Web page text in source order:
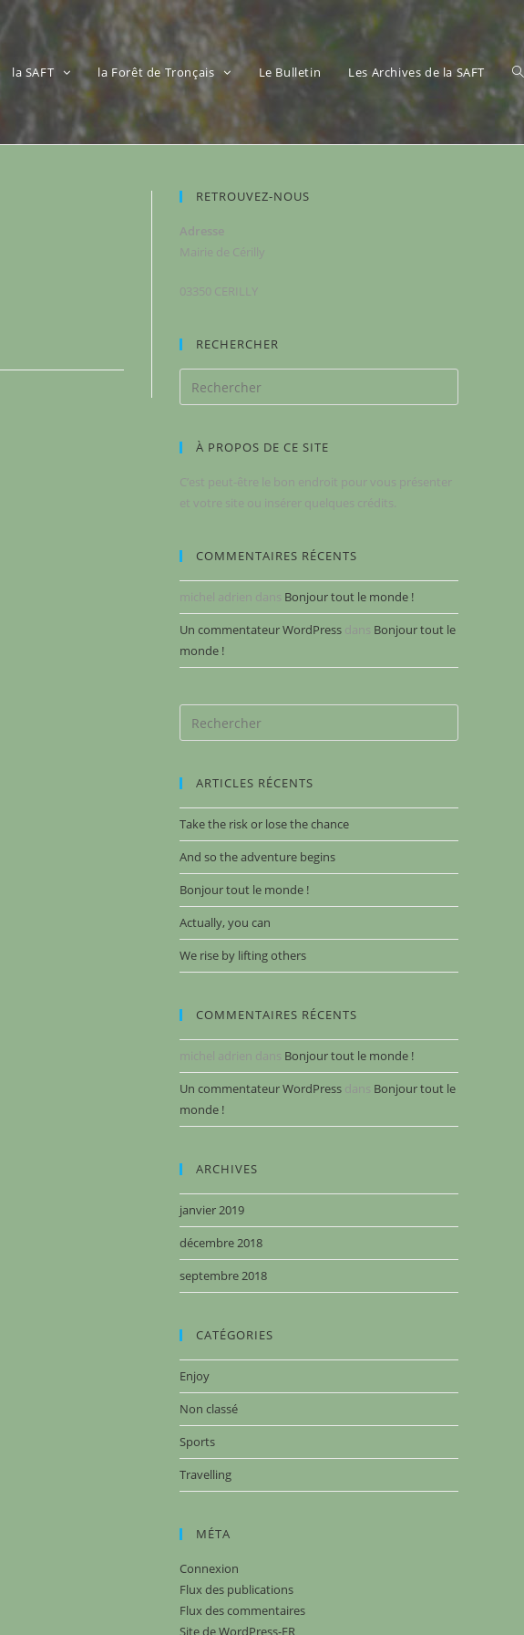
la SAFT la Forêt de Tronçais Le Bulletin Les Archives de la SAFT
RETROUVEZ-NOUS
Adresse
Mairie de Cérilly
03350 CERILLY
RECHERCHER
À PROPOS DE CE SITE
C’est peut-être le bon endroit pour vous présenter
et votre site ou insérer quelques crédits.
COMMENTAIRES RÉCENTS
michel adrien dans Bonjour tout le monde !
Un commentateur WordPress dans Bonjour tout le
monde !
ARTICLES RÉCENTS
Take the risk or lose the chance
And so the adventure begins
Bonjour tout le monde !
Actually, you can
We rise by lifting others
COMMENTAIRES RÉCENTS
michel adrien dans Bonjour tout le monde !
Un commentateur WordPress dans Bonjour tout le
monde !
ARCHIVES
janvier 2019
décembre 2018
septembre 2018
CATÉGORIES
Enjoy
Non classé
Sports
Travelling
MÉTA
Connexion
Flux des publications
Flux des commentaires
Site de WordPress-FR